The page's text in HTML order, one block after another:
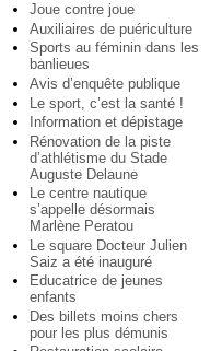
Joue contre joue
Auxiliaires de puériculture
Sports au féminin dans les
banlieues
Avis d’enquête publique
Le sport, c’est la santé !
Information et dépistage
Rénovation de la piste
d’athlétisme du Stade
Auguste Delaune
Le centre nautique
s’appelle désormais
Marlène Peratou
Le square Docteur Julien
Saiz a été inauguré
Educatrice de jeunes
enfants
Des billets moins chers
pour les plus démunis